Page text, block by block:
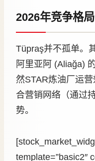
2026年竞争格局
Tüpraş并不孤单。
阿里亚阿 (Aliağa)
然STAR炼油厂运
合营销网络（通过
势。
template=”basic2″